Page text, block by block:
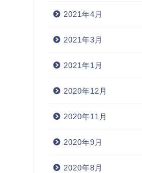
2021年4月
2021年3月
2021年1月
2020年12月
2020年11月
2020年9月
2020年8月